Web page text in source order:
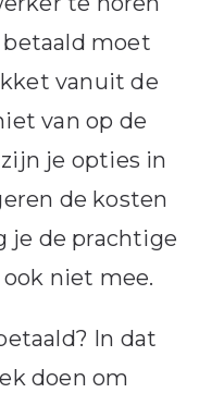
moet
vanuit de
van op de
je opties in
de kosten
je de prachtige
niet mee.
In dat
doen om